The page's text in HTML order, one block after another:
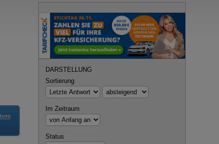
DARSTELLUNG
Sortierung
Im Zeitraum
Status